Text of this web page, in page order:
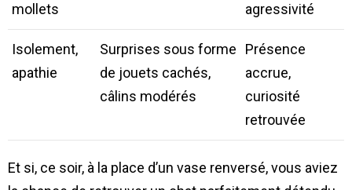
mollets
agressivité
Isolement,
apathie
Surprises sous forme
de jouets cachés,
câlins modérés
Présence
accrue,
curiosité
retrouvée
Et si, ce soir, à la place d’un vase renversé, vous aviez